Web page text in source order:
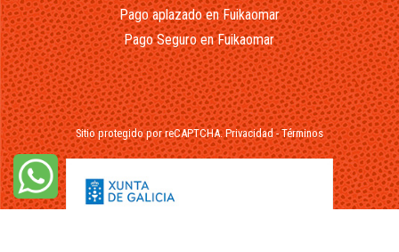
Pago aplazado en Fuikaomar
Pago Seguro en Fuikaomar
Sitio protegido por reCAPTCHA.Privacidad-Términos